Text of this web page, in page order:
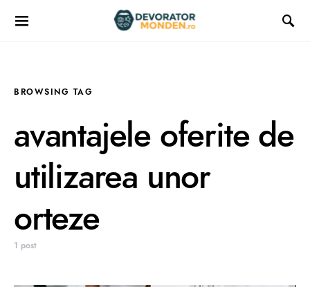
BROWSING TAG
avantajele oferite de
utilizarea unor
orteze
1 post